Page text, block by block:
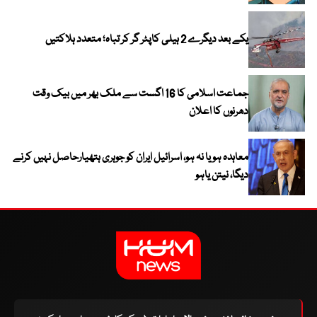
یکے بعد دیگرے 2 ہیلی کاپٹر گر کر تباہ؛ متعدد ہلاکتیں
جماعت اسلامی کا 16 اگست سے ملک بھر میں بیک وقت
دھرنوں کا اعلان
معاہدہ ہو یا نہ ہو، اسرائیل ایران کو جوہری ہتھیارحاصل نہیں کرنے
دیگا، نیتن یاہو